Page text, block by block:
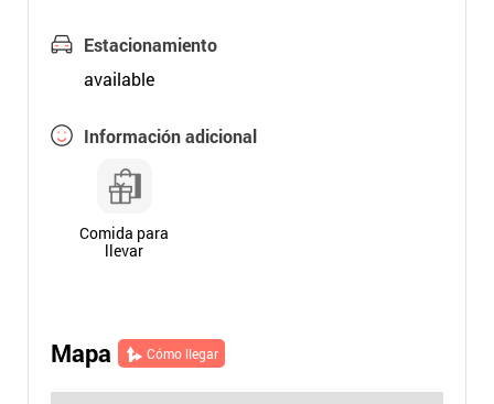
Estacionamiento
available
Información adicional
Comida para
llevar
Mapa Cómo llegar